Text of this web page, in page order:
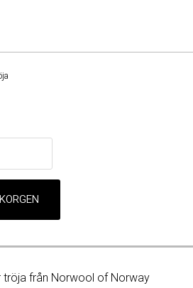
tröja från Norwool of Norway